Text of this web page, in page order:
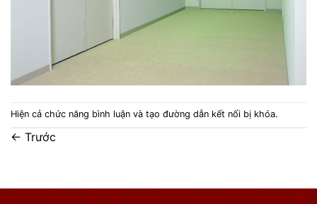
Hiện cả chức năng bình luận và tạo đường dẫn kết nối bị khóa.
← Trước